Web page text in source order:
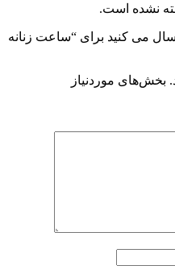
نشده است.
می کنید برای “ساعت زنانه
بخش‌های موردنیاز